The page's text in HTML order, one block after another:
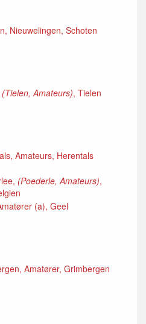
Nieuwelingen, Schoten
(Tielen, Amateurs), Tielen
Amateurs, Herentals
(Poederle, Amateurs),
(a), Geel
Amatører, Grimbergen